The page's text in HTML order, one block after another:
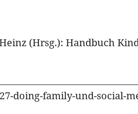
(Hrsg.): Handbuch
doing-family-und-social-